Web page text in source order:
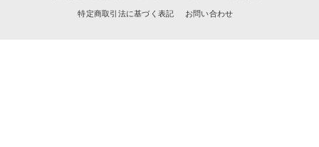
特定商取引法に基づく表記 お問い合わせ